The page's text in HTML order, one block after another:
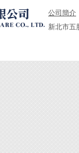
公司簡介
新北市